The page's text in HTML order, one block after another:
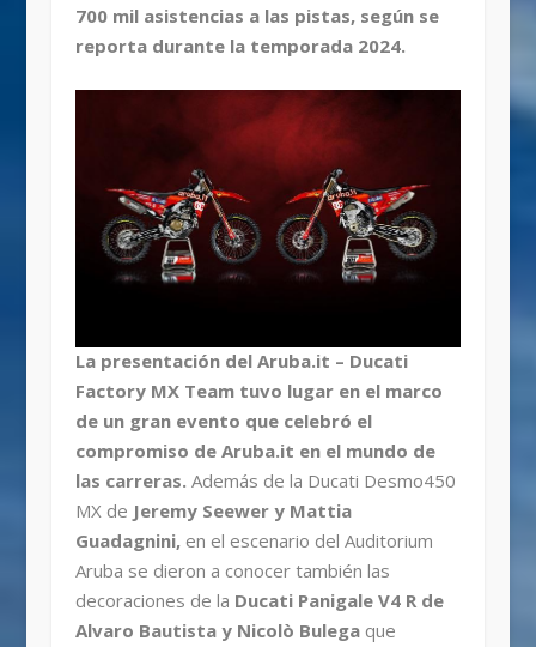
700 mil asistencias a las pistas, según se
reporta durante la temporada 2024.
La presentación del Aruba.it – Ducati
Factory MX Team tuvo lugar en el marco
de un gran evento que celebró el
compromiso de Aruba.it en el mundo de
las carreras. Además de la Ducati Desmo450
MX de Jeremy Seewer y Mattia
Guadagnini,en el escenario del Auditorium
Aruba se dieron a conocer también las
decoraciones de la Ducati Panigale V4 R de
Alvaro Bautista y Nicolò Bulegaque